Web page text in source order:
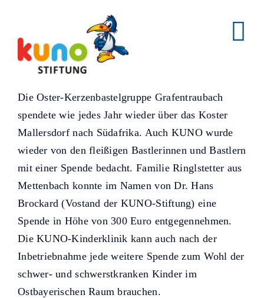
content
Die Oster-Kerzenbastelgruppe Grafentraubach
spendete wie jedes Jahr wieder über das Koster
Mallersdorf nach Südafrika. Auch KUNO wurde
wieder von den fleißigen Bastlerinnen und Bastlern
mit einer Spende bedacht. Familie Ringlstetter aus
Mettenbach konnte im Namen von Dr. Hans
Brockard (Vostand der KUNO-Stiftung) eine
Spende in Höhe von 300 Euro entgegennehmen.
Die KUNO-Kinderklinik kann auch nach der
Inbetriebnahme jede weitere Spende zum Wohl der
schwer- und schwerstkranken Kinder im
Ostbayerischen Raum brauchen.